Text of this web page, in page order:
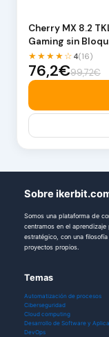
Cherry MX 8.2
Gaming sin
★★★★☆ 4(16)
76,2€99,72€
Sobre
Somos una plataforma de
centramos en el
estratégico, con una
proyectos propios.
Temas
Automatización de procesos
Ciberseguridad
Cloud computing
Desarrollo de Software y
DevOps